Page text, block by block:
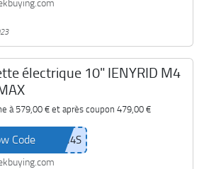
électrique 10" IENYRID M4
à 579,00 €et après coupon 479,00 €
Code